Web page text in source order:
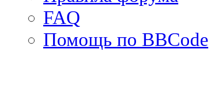
FAQ
Помощь по BBCode